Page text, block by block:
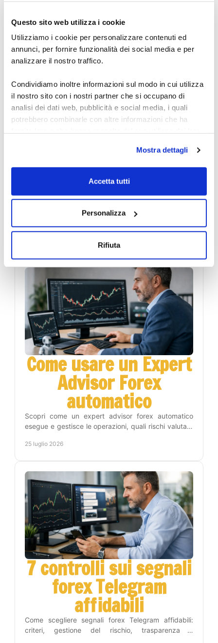
Questo sito web utilizza i cookie
Utilizziamo i cookie per personalizzare contenuti ed
annunci, per fornire funzionalità dei social media e per
analizzare il nostro traffico.
Condividiamo inoltre informazioni sul modo in cui utilizza
il nostro sito con i nostri partner che si occupano di
analisi dei dati web, pubblicità e social media, i quali
potrebbero combinarle con altre informazioni che ha
Alcune delle tue informazioni potrebbero essere inoltrate
e gestite da server di proprietà di Google situati al di fuori
Mostra dettagli
Accetta tutti
Personalizza
Rifiuta
metodo OTW, indicatori e automazione per studiare
27 luglio 2026
Indicatore Forex:
segnali acquisto e
vendita
Scopri come usare un indicatore Forex per segnali di
rischio con un metodo operativo disciplinato.
Come usare un Expert
Advisor Forex
automatico
Scopri come un expert advisor forex automatico
esegue e gestisce le operazioni, quali rischi valutare
25 luglio 2026
7 controlli sui segnali
forex Telegram
affidabili
Come scegliere segnali forex Telegram affidabili:
criteri, gestione del rischio, trasparenza e